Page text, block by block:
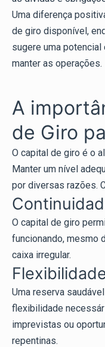
Uma diferença
de giro disponível,
sugere uma
manter as operações.
A
de Giro
O capital de giro é o
Manter um nível
por diversas razões.
O capital de giro
funcionando, mesmo
caixa irregular.
Uma reserva
flexibilidade
imprevistas ou
repentinas.